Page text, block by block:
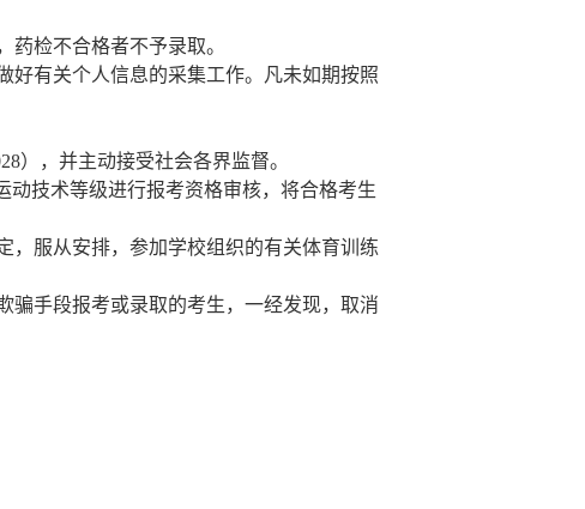
检不合格者不予录取。
好有关个人信息的采集工作。凡未如期按照
），并主动接受社会各界监督。
动技术等级进行报考资格审核，将合格考生
，服从安排，参加学校组织的有关体育训练
骗手段报考或录取的考生，一经发现，取消